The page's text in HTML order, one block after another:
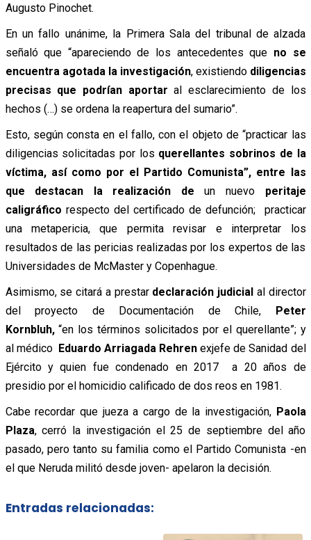
Augusto Pinochet.
En un fallo unánime, la Primera Sala del tribunal de alzada
señaló que “apareciendo de los antecedentes que no se
encuentra agotada la investigación, existiendo diligencias
precisas que podrían aportar al esclarecimiento de los
hechos (…) se ordena la reapertura del sumario”.
Esto, según consta en el fallo, con el objeto de “practicar las
diligencias solicitadas por los querellantes sobrinos de la
víctima, así como por el Partido Comunista”, entre las
que destacan la realización de un nuevoperitaje
caligráfico respecto del certificado de defunción; practicar
una metapericia, que permita
revisar e interpretar los
resultados de las pericias realizadas por los expertos de las
Universidades de McMaster y Copenhague.
Asimismo, se citará a prestar declaración judicial al director
del proyecto de Documentación de Chile, Peter
Kornbluh,“en los términos solicitados por el querellante”; y
al médico Eduardo Arriagada Rehren exjefe de Sanidad del
Ejército y quien fue condenado en 2017 a 20 años de
presidio por el homicidio calificado de dos reos en 1981.
Cabe recordar que jueza a cargo de la investigación, Paola
Plaza, cerró la investigación el 25 de septiembre del año
pasado, pero tanto su familia como el Partido Comunista -en
el que Neruda militó desde joven- apelaron la decisión.
Entradas relacionadas: